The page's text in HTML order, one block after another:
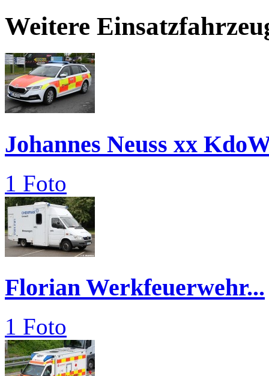
Weitere
Johannes Neuss xx
1 Foto
Florian Werkfeuerwehr...
1 Foto